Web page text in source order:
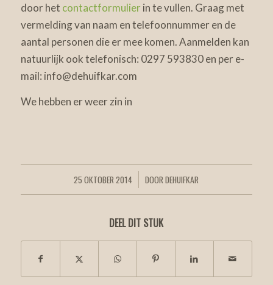
door het contactformulierin te vullen. Graag met
vermelding van naam en telefoonnummer en de
aantal personen die er mee komen. Aanmelden kan
natuurlijk ook telefonisch: 0297 593830 en per e-
mail: info@dehuifkar.com
We hebben er weer zin in
25 OKTOBER 2014
/ DOORDEHUIFKAR
DEEL DIT STUK